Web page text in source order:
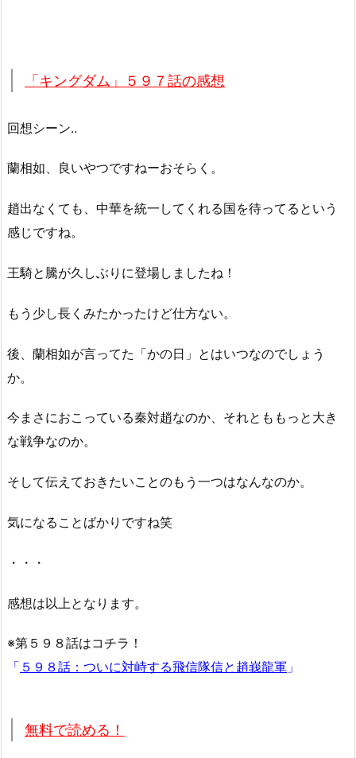
「キングダム」５９７話の感想
回想シーン..
蘭相如、良いやつですねーおそらく。
趙出なくても、中華を統一してくれる国を待ってるという
感じですね。
王騎と騰が久しぶりに登場しましたね！
もう少し長くみたかったけど仕方ない。
後、蘭相如が言ってた「かの日」とはいつなのでしょう
か。
今まさにおこっている秦対趙なのか、それとももっと大き
な戦争なのか。
そして伝えておきたいことのもう一つはなんなのか。
気になることばかりですね笑
・・・
感想は以上となります。
※第５９８話はコチラ！
「 ５９８話：ついに対峙する飛信隊信と趙峩龍軍 」
無料で読める！